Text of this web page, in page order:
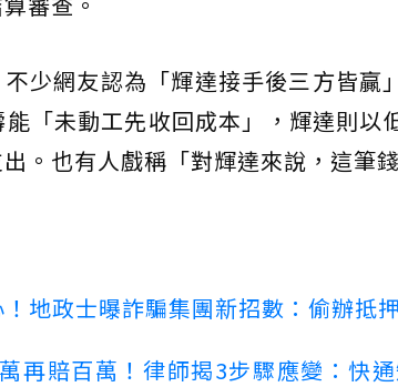
少網友認為「輝達接手後三方皆贏
「未動工先收回成本」，輝達則以
。也有人戲稱「對輝達來說，這筆
地政士曝詐騙集團新招數：偷辦抵
再賠百萬！律師揭3步驟應變：快